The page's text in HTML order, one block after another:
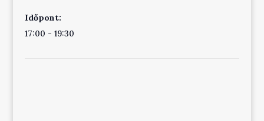
Időpont:
17:00 - 19:30